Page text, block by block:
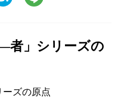
者」シリーズの
ズの原点